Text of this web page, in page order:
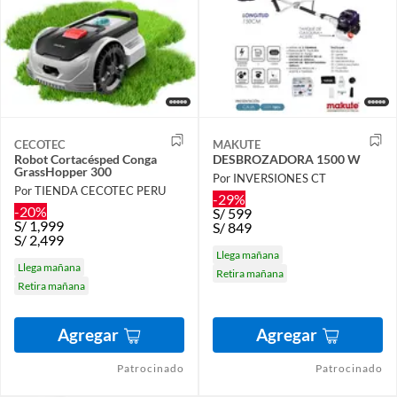
CECOTEC
Robot Cortacésped Conga
GrassHopper 300
Por TIENDA CECOTEC PERU
-20%
S/ 1,999
S/ 2,499
Llega mañana
Retira mañana
Agregar
Patrocinado
MAKUTE
DESBROZADORA 1500 W
Por INVERSIONES CT
-29%
S/ 599
S/849
Llega mañana
Retira mañana
Agregar
Patrocinado